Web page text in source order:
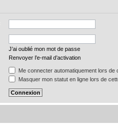
J’ai oublié mon mot de passe
Renvoyer l’e-mail d’activation
Me connecter automatiquement lors de
Masquer mon statut en ligne lors de